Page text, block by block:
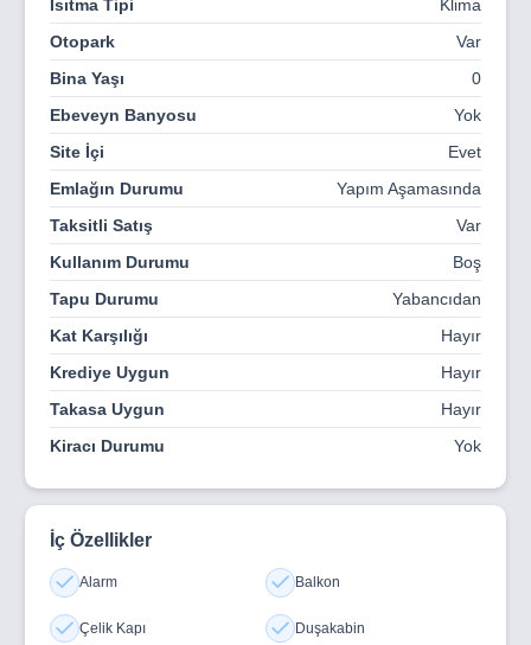
Isıtma Tipi
Klima
Otopark
Var
Bina Yaşı
0
Ebeveyn Banyosu
Yok
Site İçi
Evet
Emlağın Durumu
Yapım Aşamasında
Taksitli Satış
Var
Kullanım Durumu
Boş
Tapu Durumu
Yabancıdan
Kat Karşılığı
Hayır
Krediye Uygun
Hayır
Takasa Uygun
Hayır
Kiracı Durumu
Yok
İç Özellikler
Alarm Balkon
Çelik Kapı Duşakabin